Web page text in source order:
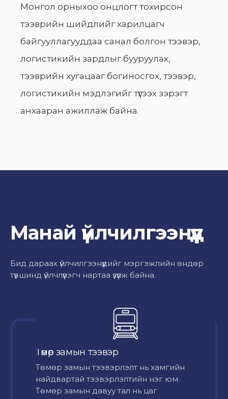
Монгол орныхоо онцлогт тохирсон
тээврийн шийдлийг харилцагч
байгууллагууддаа санал болгон тээвэр,
логистикийн зардлыг бууруулах,
тээврийн хугацааг богиносгох, тээвэр,
логистикийн мэдлэгийг түгээх зэрэгт
анхааран ажиллаж байна.
Манай үйлчилгээнүүд
Бид дараах үйлчилгээнүүдийг мэргэжлийн өндөр
түвшинд үйлчлүүлэгч нартаа үзүүлж байна.
Төмөр замын тээвэр
Төмөр замын тээвэрлэлт нь хамгийн
найдвартай тээвэрлэлтийн нэг юм.
Төмөр замын давуу тал нь цаг